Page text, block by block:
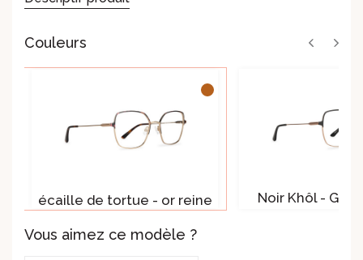
Couleurs
écaille de tortue - or reine Noir Khôl -
Vous aimez ce modèle ?